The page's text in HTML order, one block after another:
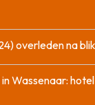
overleden na
Wassenaar: